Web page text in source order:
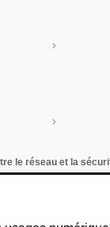
le réseau et la